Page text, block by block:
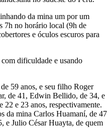
da mina um por um
7h no horário local (9h de
e óculos escuros para
dificuldade e usando
59 anos, e seu filho Roger
de 41, Edwin Bellido, de 34, e
22 e 23 anos, respectivamente.
da mina Carlos Huamaní, de 47
e Julio César Huayta, de quem